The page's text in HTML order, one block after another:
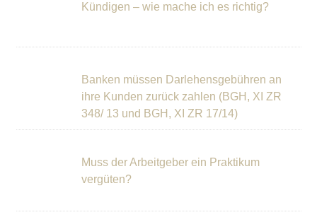
Kündigen – wie mache ich es richtig?
Banken müssen Darlehensgebühren an
ihre Kunden zurück zahlen (BGH, XI ZR
348/ 13 und BGH, XI ZR 17/14)
Muss der Arbeitgeber ein Praktikum
vergüten?